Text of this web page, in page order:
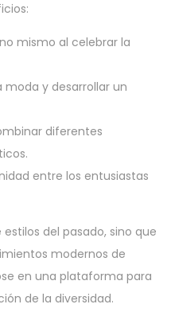
mismo al celebrar la
y desarrollar un
diferentes
entre los entusiastas
del pasado, sino que
modernos de
en una plataforma para
de la diversidad.